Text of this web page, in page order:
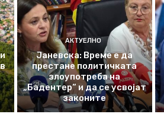
АКТУЕЛНО
Јаневска: Време е да
престане политичката
злоупотреба на
„Бадентер“ и да се усвојат
законите